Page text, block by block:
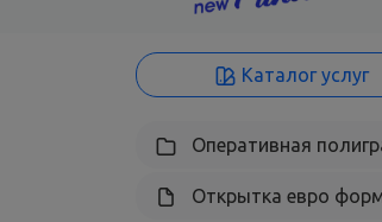
Каталог услуг
Оперативная
Открытка евро формата